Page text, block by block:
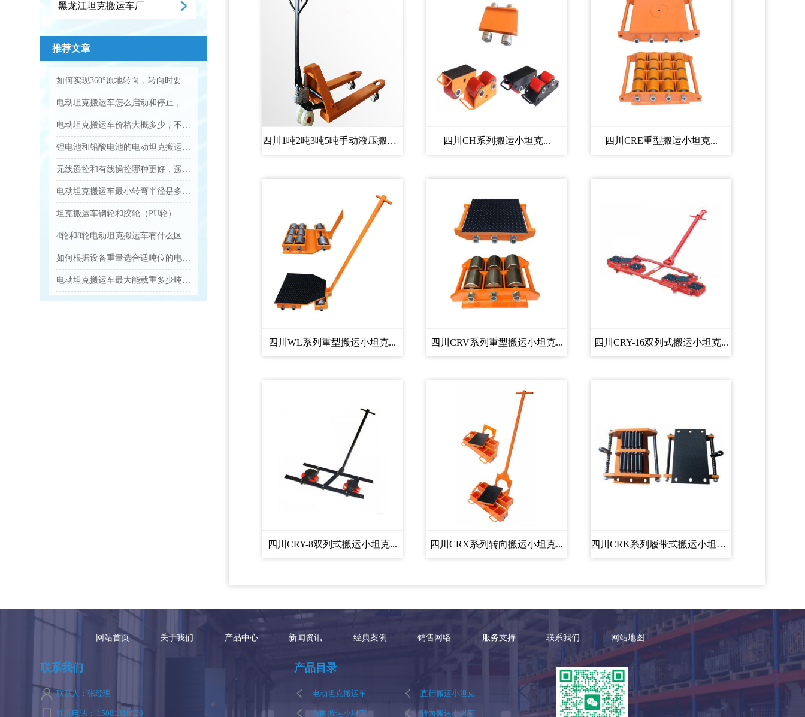
黑龙江坦克搬运车厂
推荐文章
如何实现360°原地转向，转向时要注意什么？...
电动坦克搬运车怎么启动和停止，操作步骤是什么？...
电动坦克搬运车价格大概多少，不同吨位差价大吗？...
锂电池和铅酸电池的电动坦克搬运车怎么选？...
无线遥控和有线操控哪种更好，遥控距离多远？...
电动坦克搬运车最小转弯半径是多少，适合多窄的通道？...
坦克搬运车钢轮和胶轮（PU轮）分别适合什么地面，怎么选？...
4轮和8轮电动坦克搬运车有什么区别，怎么选？...
如何根据设备重量选合适吨位的电动坦克搬运车？...
电动坦克搬运车最大能载重多少吨？...
四川1吨2吨3吨5吨手动液压搬运车... 四川CH系列搬运小坦克... 四川CRE重型搬运小坦克...
四川WL系列重型搬运小坦克... 四川CRV系列重型搬运小坦克... 四川CRY-16双列式搬运小坦克...
四川CRY-8双列式搬运小坦克... 四川CRX系列转向搬运小坦克... 四川CRK系列履带式搬运小坦克...
网站首页 关于我们 产品中心 新闻资讯 经典案例 销售网络 服务支持 联系我们 网站地图
联系我们
联系人：张经理
联系电话： 15081810020
产品目录
电动坦克搬运车 直行搬运小坦克
万向搬运小坦克 转向搬运小坦克